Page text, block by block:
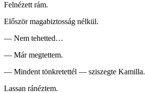
Felnézett rám.
Először magabiztosság nélkül.
— Nem tehetted…
— Már megtettem.
— Mindent tönkretettél — sziszegte Kamilla.
Lassan ránéztem.